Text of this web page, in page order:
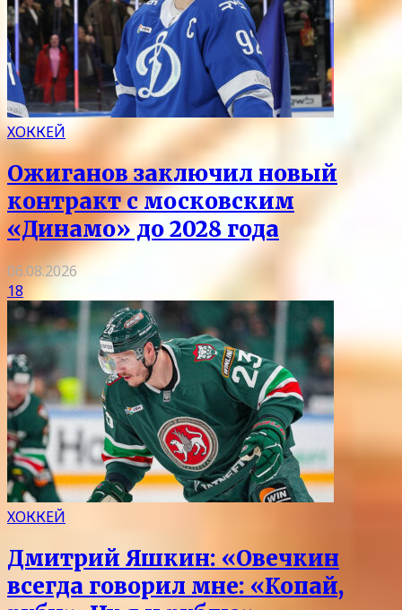
ХОККЕЙ
Ожиганов заключил новый
контракт с московским
«Динамо» до 2028 года
06.08.2026
18
ХОККЕЙ
Дмитрий Яшкин: «Овечкин
всегда говорил мне: «Копай,